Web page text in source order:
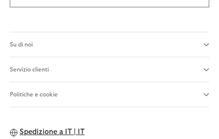
Su di noi
Servizio clienti
Politiche e cookie
Spedizione a IT | IT